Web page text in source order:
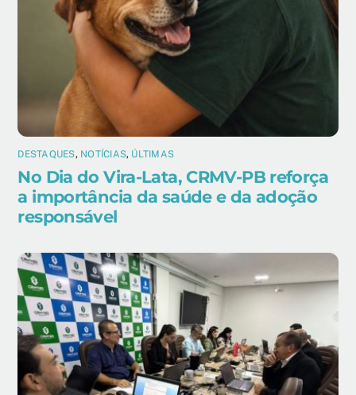
DESTAQUES, NOTÍCIAS, ÚLTIMAS
No Dia do Vira-Lata, CRMV-PB reforça
a importância da saúde e da adoção
responsável